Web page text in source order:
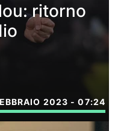
ritorno
2023 - 07:24